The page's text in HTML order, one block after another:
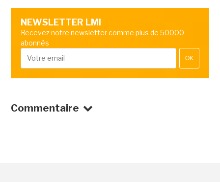
NEWSLETTER LMI
Recevez notre newsletter comme plus de 50000
abonnés
OK
Commentaire